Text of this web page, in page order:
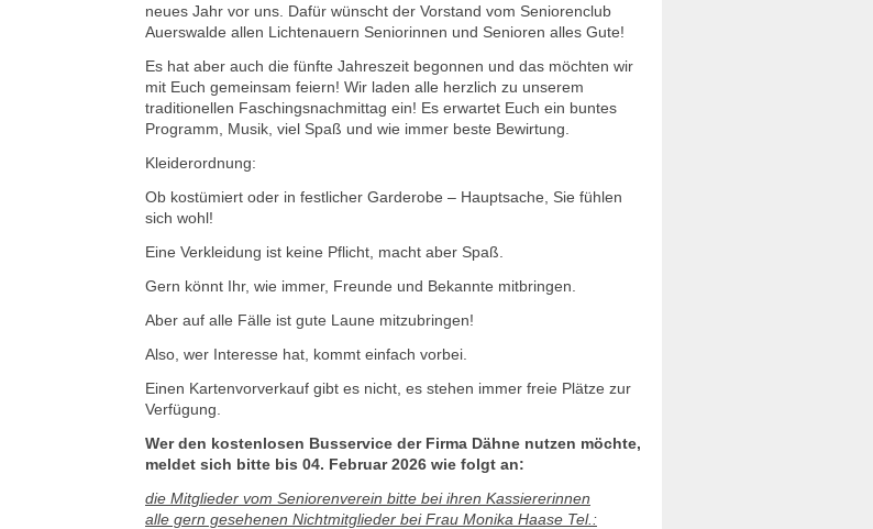
neues Jahr vor uns. Dafür wünscht der Vorstand vom Seniorenclub
Auerswalde allen Lichtenauern Seniorinnen und Senioren alles Gute!
Es hat aber auch die fünfte Jahreszeit begonnen und das möchten wir
mit Euch gemeinsam feiern! Wir laden alle herzlich zu unserem
traditionellen Faschingsnachmittag ein! Es erwartet Euch ein buntes
Programm, Musik, viel Spaß und wie immer beste Bewirtung.
Kleiderordnung:
Ob kostümiert oder in festlicher Garderobe – Hauptsache, Sie fühlen
sich wohl!
Eine Verkleidung ist keine Pflicht, macht aber Spaß.
Gern könnt Ihr, wie immer, Freunde und Bekannte mitbringen.
Aber auf alle Fälle ist gute Laune mitzubringen!
Also, wer Interesse hat, kommt einfach vorbei.
Einen Kartenvorverkauf gibt es nicht, es stehen immer freie Plätze zur
Verfügung.
Wer den kostenlosen Busservice der Firma Dähne nutzen möchte,
meldet sich bitte bis 04. Februar 2026 wie folgt an:
die Mitglieder vom Seniorenverein bitte bei ihren Kassiererinnen
alle gern gesehenen Nichtmitglieder bei Frau Monika Haase Tel.: